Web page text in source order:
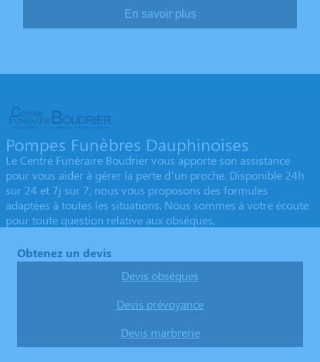
En savoir plus
Pompes Funèbres Dauphinoises
Le Centre Funéraire Boudrier vous apporte son assistance
pour vous aider à gérer la perte d’un proche. Disponible 24h
sur 24 et 7j sur 7, nous vous proposons des formules
adaptées à toutes les situations. Nous sommes à votre écoute
pour toute question relative aux obsèques,
Obtenez un devis
Devis obsèques
Devis prévoyance
Devis marbrerie